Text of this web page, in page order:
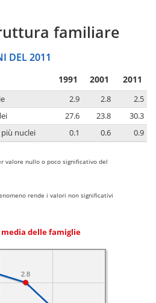
familiare
DEL 2011
1991 2001 2011
2.9 2.8
2.5
27.6 23.8
30.3
nuclei
0.1 0.6 0.9
valore nullo o poco significativo del
rende i valori non significativi
media delle famiglie
2.8